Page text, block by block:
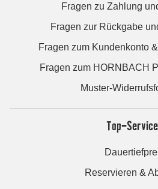
Fragen zu Zahlung
Fragen zur Rückgabe
Fragen zum Kundenkonto
Fragen zum HORNBACH
Muster-
Top-
Reservieren &